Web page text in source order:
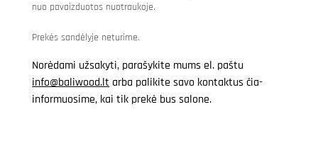
nuo pavaizduotos nuotraukoje.
Prekės sandėlyje neturime.
Norėdami užsakyti, parašykite mums el. paštu
info@baliwood.lt arba palikite savo kontaktus čia-
informuosime, kai tik prekė bus salone.